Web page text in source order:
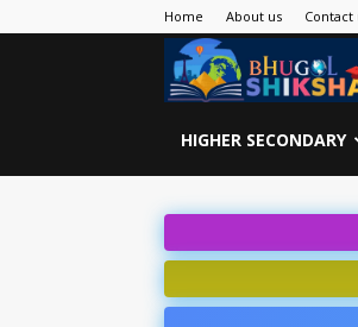
Home About us Contact
HIGHER SECONDARY